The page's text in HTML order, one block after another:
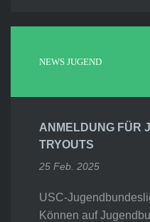
NEWS JUGEND
ANMELDUNG FÜR
TRYOUTS
25 Feb. 2025
USC-
Können auf